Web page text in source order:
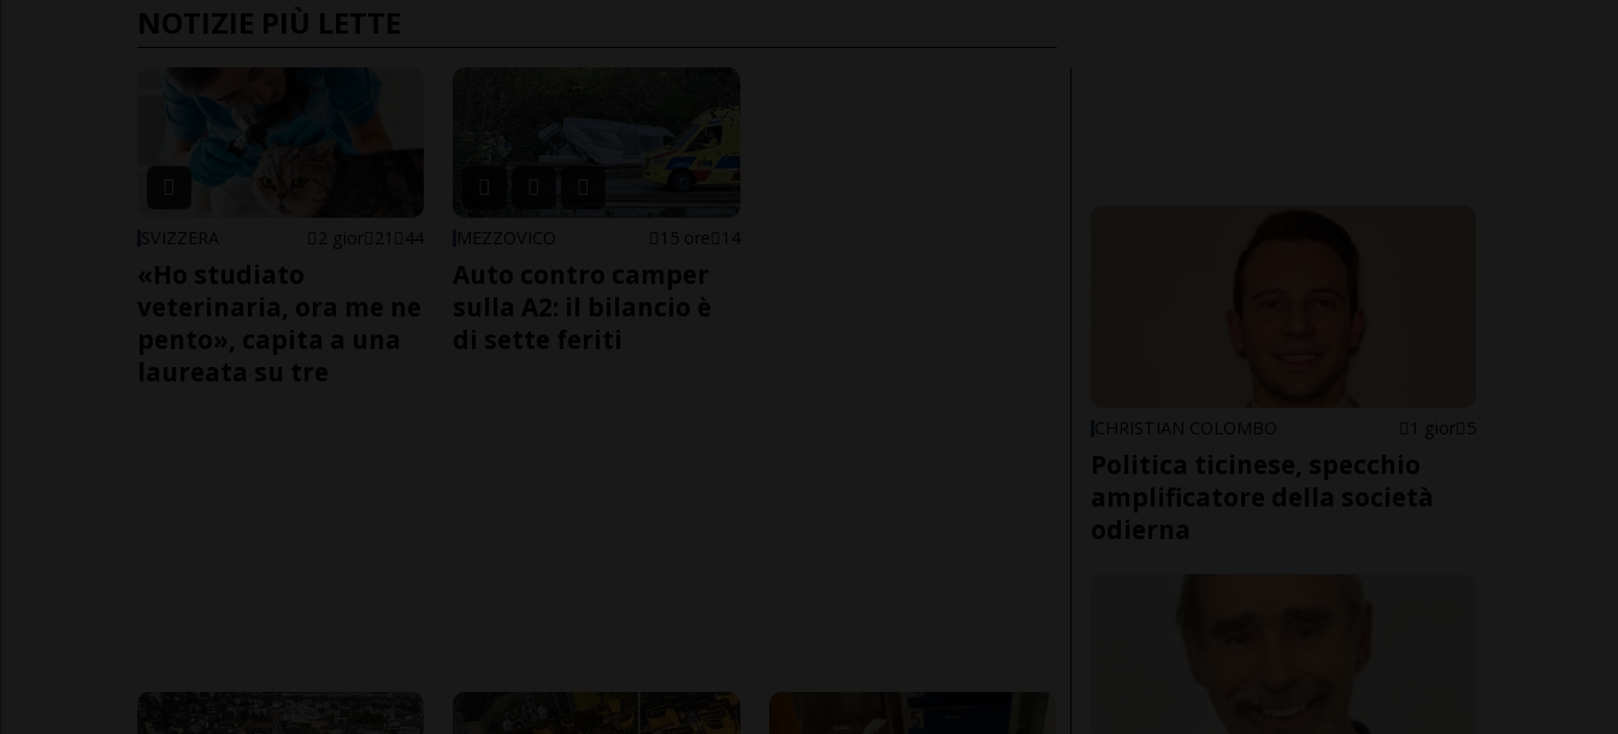
NOTIZIE PIÙ LETTE
SVIZZERA 2 gior 21 44
«Ho studiato
veterinaria, ora me ne
pento», capita a una
laureata su tre
MEZZOVICO 15 ore 14
Auto contro camper
sulla A2: il bilancio è
di sette feriti
CHRISTIAN COLOMBO 1 gior 5
Politica ticinese, specchio
amplificatore della società
odierna